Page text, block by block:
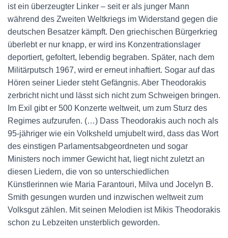
ist ein überzeugter Linker – seit er als junger Mann
während des Zweiten Weltkriegs im Widerstand gegen die
deutschen Besatzer kämpft. Den griechischen Bürgerkrieg
überlebt er nur knapp, er wird ins Konzentrationslager
deportiert, gefoltert, lebendig begraben. Später, nach dem
Militärputsch 1967, wird er erneut inhaftiert. Sogar auf das
Hören seiner Lieder steht Gefängnis. Aber Theodorakis
zerbricht nicht und lässt sich nicht zum Schweigen bringen.
Im Exil gibt er 500 Konzerte weltweit, um zum Sturz des
Regimes aufzurufen. (…) Dass Theodorakis auch noch als
95-jähriger wie ein Volksheld umjubelt wird, dass das Wort
des einstigen Parlamentsabgeordneten und sogar
Ministers noch immer Gewicht hat, liegt nicht zuletzt an
diesen Liedern, die von so unterschiedlichen
Künstlerinnen wie Maria Farantouri, Milva und Jocelyn B.
Smith gesungen wurden und inzwischen weltweit zum
Volksgut zählen. Mit seinen Melodien ist Mikis Theodorakis
schon zu Lebzeiten unsterblich geworden.